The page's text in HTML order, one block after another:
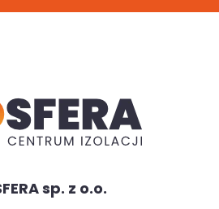
sp. z o.o.